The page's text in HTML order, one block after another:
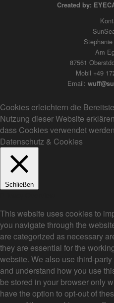
Created by:
Am
87561
Mobil +49
Email:
Cookies erleichtern die
Nutzung dieser Website
dass Cookies verwendet
Datenschutz & Cookies
Schließen
This website uses cookies to
you navigate through the
are categorized as necessary
they are essential for the
website. We also use third-
and understand how you use
be stored in your browser only
have the option to opt-out of